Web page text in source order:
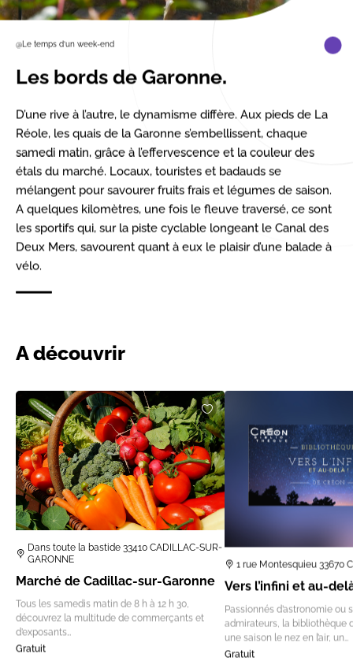
@Le temps d’un week-end
Les bords de Garonne.
D’une rive à l’autre, le dynamisme diffère. Aux pieds de La
Réole, les quais de la Garonne s’embellissent, chaque
samedi matin, grâce à l’effervescence et la couleur des
étals du marché. Locaux, touristes et badauds se
mélangent pour savourer fruits frais et légumes de saison.
A quelques kilomètres, une fois le fleuve traversé, ce sont
les sportifs qui, sur la piste cyclable longeant le Canal des
Deux Mers, savourent quant à eux le plaisir d’une balade à
vélo.
A découvrir
Dans toute la bastide 33410 CADILLAC-SUR-
GARONNE
Marché de Cadillac-sur-Garonne
Tous les samedis matin de 8 h à 12 h 30,
découvrez la multitude de commerçants et
d’exposants…
Gratuit
1 rue Montesquieu 33670
Vers l’infini et au-
Passionnés d’astronomie ou
admirateurs, la bibliothèque
une saison le nez en l’air, un…
Gratuit